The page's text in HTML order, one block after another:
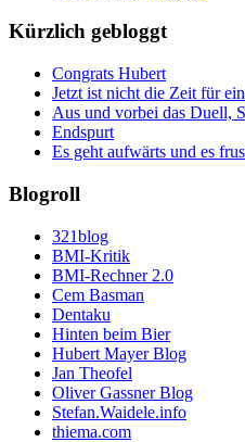
Kürzlich gebloggt
Congrats Hubert
Jetzt ist nicht die Zeit für
Aus und vorbei das Duell,
Endspurt
Es geht aufwärts und es
Blogroll
321blog
BMI-Kritik
BMI-Rechner 2.0
Cem Basman
Dentaku
Hinten beim Bier
Hubert Mayer Blog
Jan Theofel
Oliver Gassner Blog
Stefan.Waidele.info
thiema.com